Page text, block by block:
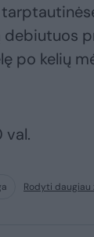
po kelių
val.
Rodyti daugiau